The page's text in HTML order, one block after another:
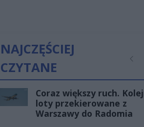
NAJCZĘŚCIEJ
CZYTANE
Coraz większy ruch.
loty przekierowane z
Warszawy do Radomia